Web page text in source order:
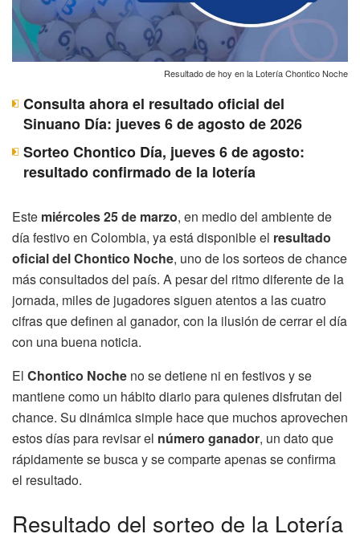
Resultado de hoy en la Lotería Chontico Noche
Consulta ahora el resultado oficial del
Sinuano Día: jueves 6 de agosto de 2026
Sorteo Chontico Día, jueves 6 de agosto:
resultado confirmado de la lotería
Este miércoles 25 de marzo, en medio del ambiente de
día festivo en Colombia, ya está disponible el resultado
oficial del Chontico Noche, uno de los sorteos de chance
más consultados del país. A pesar del ritmo diferente de la
jornada, miles de jugadores siguen atentos a las cuatro
cifras que definen al ganador, con la ilusión de cerrar el día
con una buena noticia.
El Chontico Noche no se detiene ni en festivos y se
mantiene como un hábito diario para quienes disfrutan del
chance. Su dinámica simple hace que muchos aprovechen
estos días para revisar el número ganador, un dato que
rápidamente se busca y se comparte apenas se confirma
el resultado.
Resultado del sorteo de la Lotería